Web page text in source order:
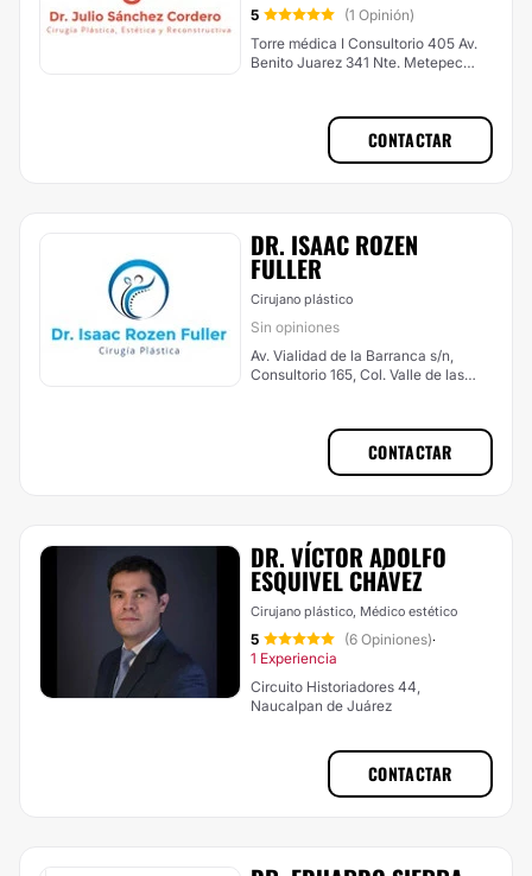
5
(1 Opinión)
Torre médica I Consultorio 405 Av.
Benito Juarez 341 Nte. Metepec
CONTACTAR
DR. ISAAC ROZEN
FULLER
Cirujano plástico
Sin opiniones
Av. Vialidad de la Barranca s/n,
Consultorio 165, Col. Valle de las
CONTACTAR
DR. VÍCTOR ADOLFO
ESQUIVEL CHÁVEZ
Cirujano plástico, Médico estético
5 (6 Opiniones)·
1 Experiencia
Circuito Historiadores 44,
Naucalpan de Juárez
CONTACTAR